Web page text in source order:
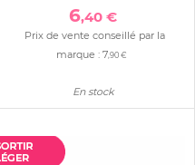
6,40 €
Prix de vente conseillé par la
marque : 7,90 €
En stock